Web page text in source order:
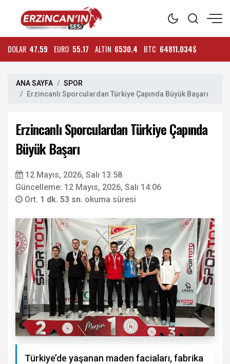
DOLAR 47.59 EURO 55.17 ALTIN 6530.4 BTC 64811.034$
ANA SAYFA
SPOR
Erzincanlı Sporculardan Türkiye Çapında Büyük Başarı
Erzincanlı Sporculardan Türkiye Çapında
Büyük Başarı
12 Mayıs, 2026, Salı 13:58
Güncelleme: 12 Mayıs, 2026, Salı 14:06
Ort. 1 dk. 53 sn. okuma süresi
Türkiye’de yaşanan maden faciaları, fabrika